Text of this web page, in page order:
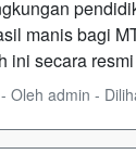
manis bagi
ini secara
Oleh admin -